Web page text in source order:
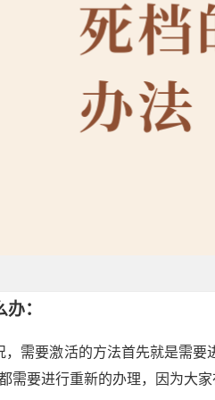
：
，需要激活的方法首先就是需
需要进行重新的办理，因为大